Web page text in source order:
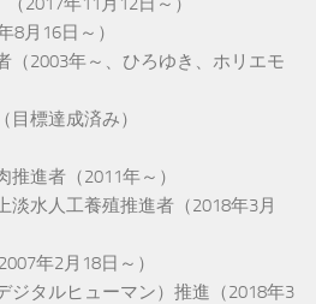
8月16日～）
（2003年～、ひろゆき、ホリエモ
標達成済み）
進者（2011年～）
淡水人工養殖推進者（2018年3月
年2月18日～）
ジタルヒューマン）推進（2018年3